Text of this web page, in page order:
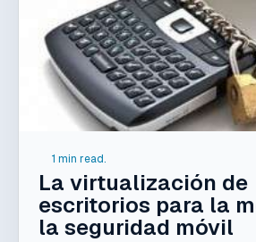
1 min read.
La virtualización de
escritorios para la
la seguridad móvil